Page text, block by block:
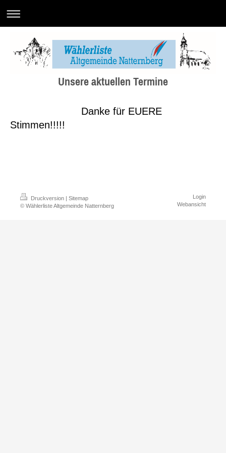
Unsere aktuellen Termine
Danke für EUERE
Stimmen!!!!!
Druckversion | Sitemap
© Wählerliste Altgemeinde Natternberg
Login
Webansicht